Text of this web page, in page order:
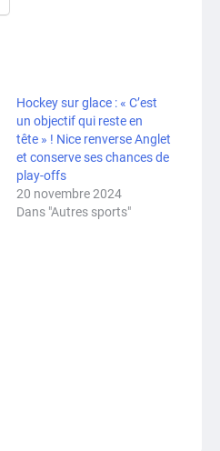
Hockey sur glace : « C’est
un objectif qui reste en
tête » ! Nice renverse Anglet
et conserve ses chances de
play-offs
20 novembre 2024
Dans "Autres sports"